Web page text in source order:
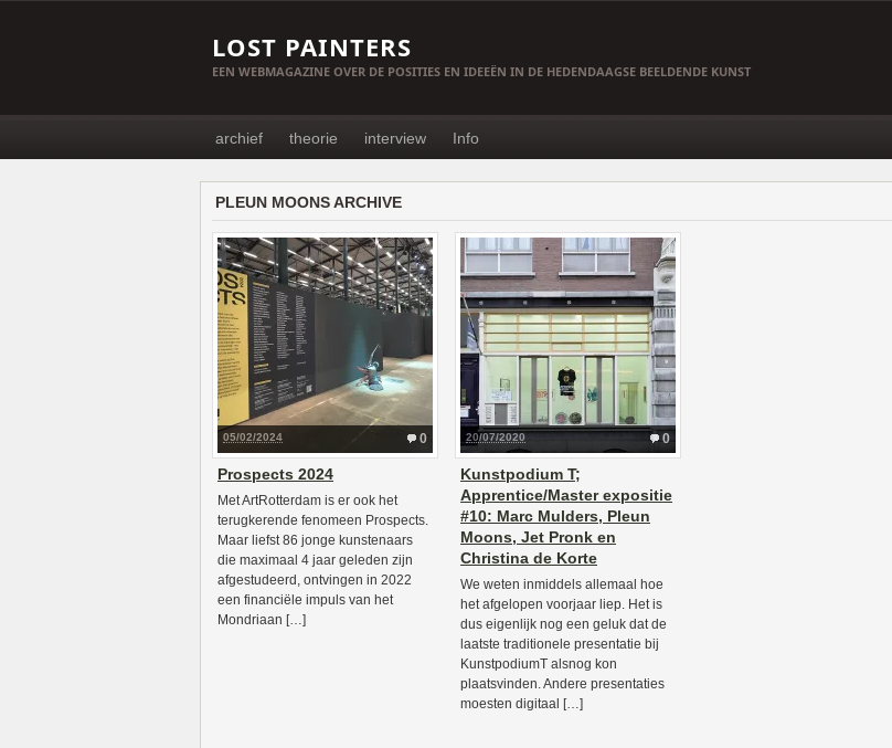
LOST PAINTERS
EEN WEBMAGAZINE OVER DE POSITIES EN IDEEËN IN DE HEDENDAAGSE BEELDENDE KUNST
archief theorie interview Info
PLEUN MOONS ARCHIVE
0
05/02/2024
Prospects 2024
Met ArtRotterdam is er ook het
terugkerende fenomeen Prospects.
Maar liefst 86 jonge kunstenaars
die maximaal 4 jaar geleden zijn
afgestudeerd, ontvingen in 2022
een financiële impuls van het
Mondriaan […]
0
20/07/2020
Kunstpodium T;
Apprentice/Master expositie
#10: Marc Mulders, Pleun
Moons, Jet Pronk en
Christina de Korte
We weten inmiddels allemaal hoe
het afgelopen voorjaar liep. Het is
dus eigenlijk nog een geluk dat de
laatste traditionele presentatie bij
KunstpodiumT alsnog kon
plaatsvinden. Andere presentaties
moesten digitaal […]